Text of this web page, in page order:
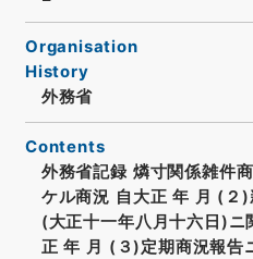
Organisation
History
外務省
Contents
外務省記録 燐寸関係雑件
ケル商況 自大正 年 月 (２
(大正十一年八月十六日)ニ
正 年 月 (３)定期商況報告